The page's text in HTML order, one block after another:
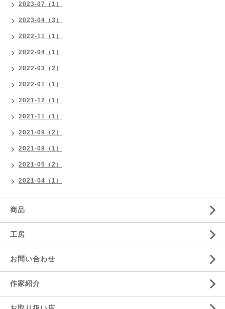
2023-07（1）
2023-04（3）
2022-11（1）
2022-04（1）
2022-03（2）
2022-01（1）
2021-12（1）
2021-11（1）
2021-09（2）
2021-08（1）
2021-05（2）
2021-04（1）
商品
工房
お問い合わせ
作家紹介